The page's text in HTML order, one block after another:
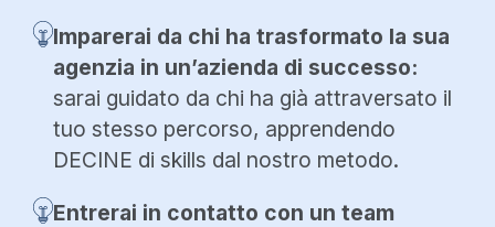
Imparerai da chi ha trasformato la sua
agenzia in un’azienda di successo:
sarai guidato da chi ha già attraversato il
tuo stesso percorso, apprendendo
DECINE di skills dal nostro metodo.
Entrerai in contatto con un team